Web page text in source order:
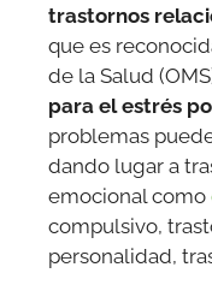
trastornos
que es
de la Salud
para el estrés
problemas
dando lugar a
emocional como
compulsivo,
personalidad,